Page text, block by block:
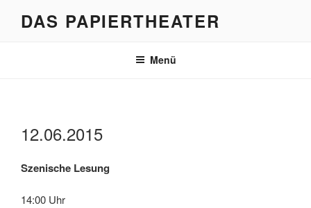
DAS PAPIERTHEATER
Menü
12.06.2015
Szenische Lesung
14:00 Uhr